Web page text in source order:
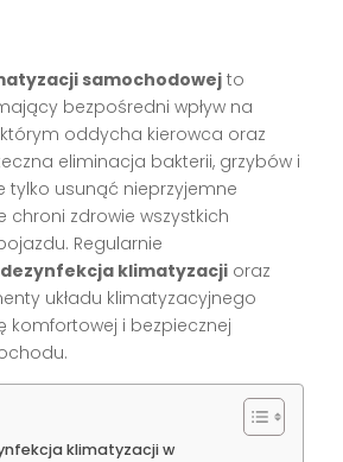
samochodowej to
bezpośredni wpływ na
oddycha kierowca oraz
eliminacja bakterii, grzybów i
tylko usunąć nieprzyjemne
chroni zdrowie wszystkich
Regularnie
dezynfekcja klimatyzacji oraz
układu klimatyzacyjnego
komfortowej i bezpiecznej
klimatyzacji w